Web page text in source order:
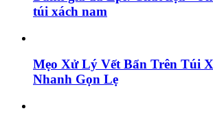
túi xách nam
Mẹo Xử Lý Vết Bẩn Trên Túi
Nhanh Gọn Lẹ